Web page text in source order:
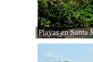
Playas en Santa